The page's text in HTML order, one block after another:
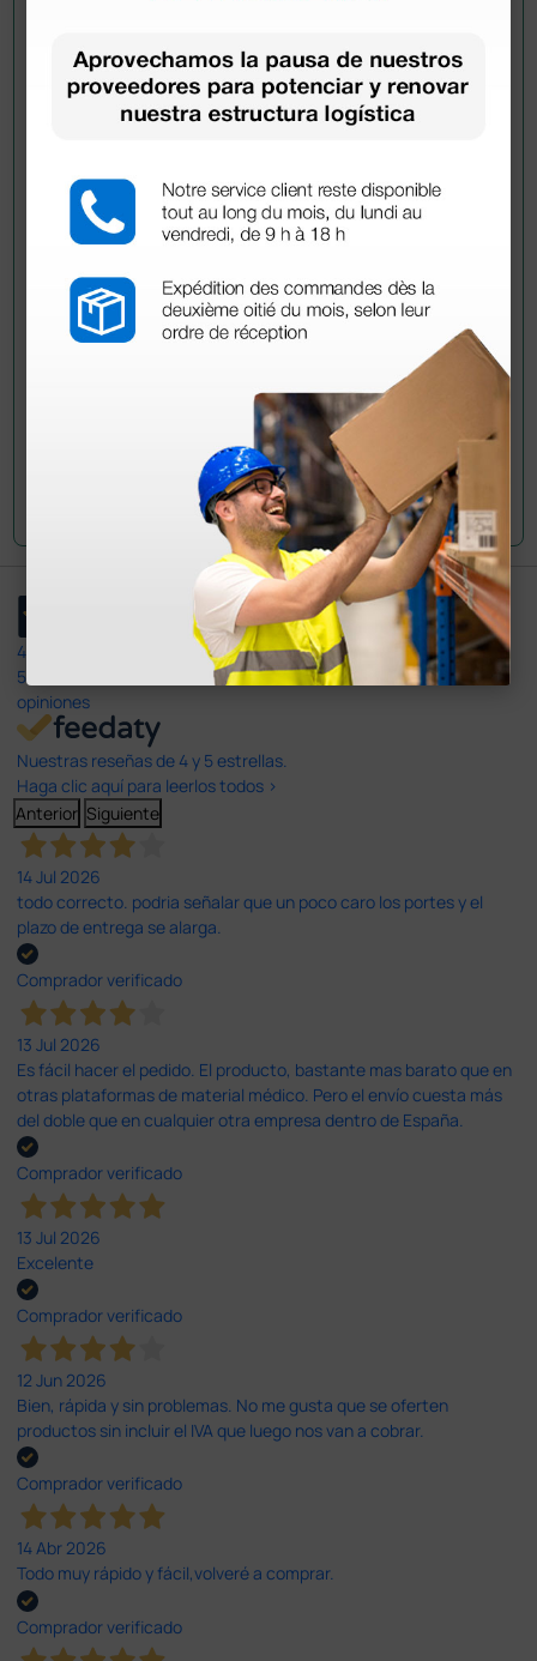
¿Todavía tienes alguna duda? ¿Necesitas más
información?
han adquirido este producto.
Envía tu pregunta
4,4
597
opiniones
Nuestras reseñas de 4 y 5 estrellas.
Haga clic aquí para leerlos todos >
Anterior Siguiente
14 Jul 2026
todo correcto. podria señalar que un poco caro los portes y el
plazo de entrega se alarga.
Comprador verificado
13 Jul 2026
Es fácil hacer el pedido. El producto, bastante mas barato que en
otras plataformas de material médico. Pero el envío cuesta más
del doble que en cualquier otra empresa dentro de España.
Comprador verificado
13 Jul 2026
Excelente
Comprador verificado
12 Jun 2026
Bien, rápida y sin problemas. No me gusta que se oferten
productos sin incluir el IVA que luego nos van a cobrar.
Comprador verificado
14 Abr 2026
Todo muy rápido y fácil,volveré a comprar.
Comprador verificado